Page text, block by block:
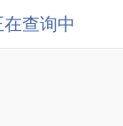
在查询中